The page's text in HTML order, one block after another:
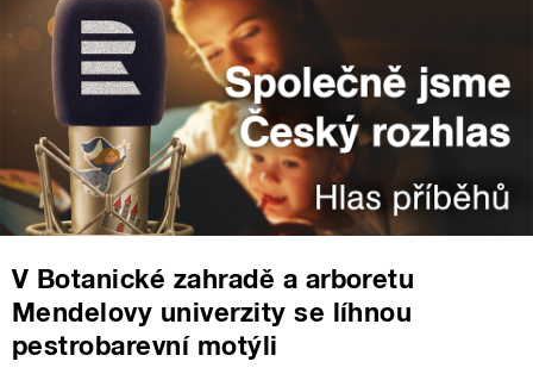
V Botanické zahradě a arboretu
Mendelovy univerzity se líhnou
pestrobarevní motýli